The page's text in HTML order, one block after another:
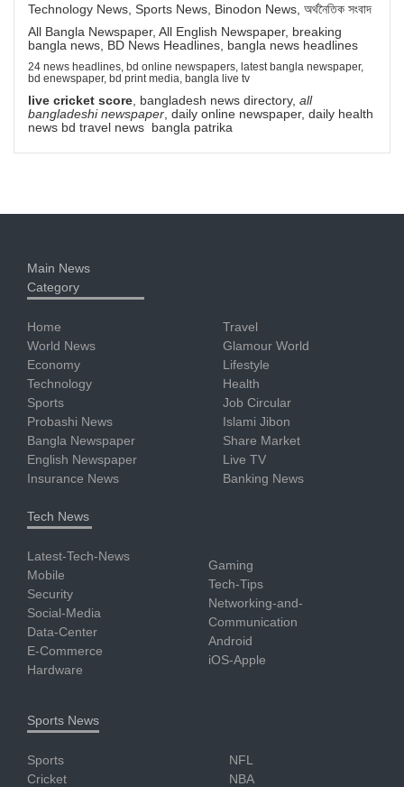
Technology News, Sports News, Binodon News, অর্থনৈতিক সংবাদ
All Bangla Newspaper, All English Newspaper, breaking
bangla news, BD News Headlines, bangla news headlines
24 news headlines, bd online newspapers, latest bangla newspaper,
bd enewspaper, bd print media, bangla live tv
live cricket score , bangladesh news directory, all
bangladeshi newspaper , daily online newspaper, daily health
news bd travel news bangla patrika
Main News
Category
Home
World News
Economy
Technology
Sports
Probashi News
Bangla Newspaper
English Newspaper
Insurance News
Travel
Glamour World
Lifestyle
Health
Job Circular
Islami Jibon
Share Market
Live TV
Banking News
Tech News
Latest-Tech-News
Mobile
Security
Social-Media
Data-Center
E-Commerce
Hardware
Gaming
Tech-Tips
Networking-and-
Communication
Android
iOS-Apple
Sports News
Sports
Cricket
NFL
NBA